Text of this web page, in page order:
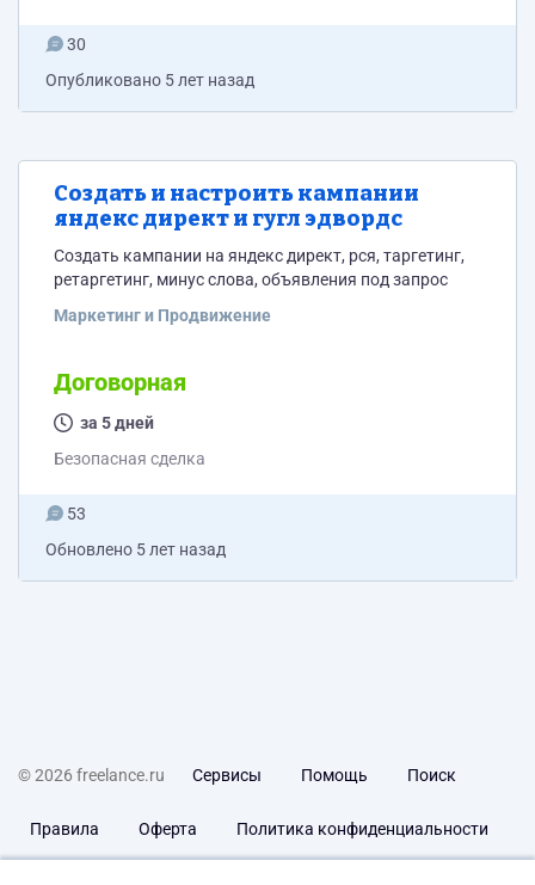
30
Опубликовано 5 лет назад
Создать и настроить кампании
яндекс директ и гугл эдвордс
Создать кампании на яндекс директ, рся, таргетинг,
ретаргетинг, минус слова, объявления под запрос
Маркетинг и Продвижение
Договорная
за 5 дней
Безопасная сделка
53
Обновлено 5 лет назад
© 2026 freelance.ru Сервисы Помощь Поиск
Правила Оферта Политика конфиденциальности